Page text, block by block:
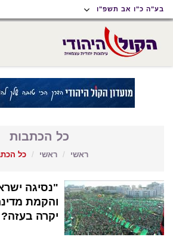
תפריט
נגישות
תפריט
ראשי
תוכן
ראשי
בע"ה כ"ו אב תשפ"ו
כל הכתבות
ראשי ראשי כל
"נסיגה
והקמת
יקרה בעזה?